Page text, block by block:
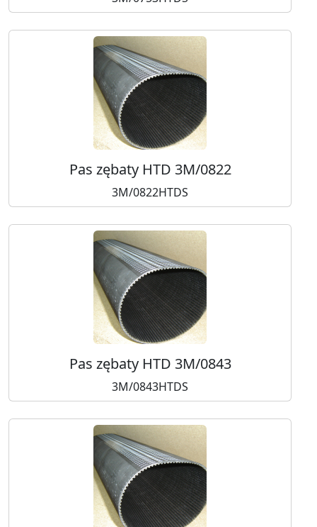
Pas zębaty HTD 3M/0822
3M/0822HTDS
Pas zębaty HTD 3M/0843
3M/0843HTDS